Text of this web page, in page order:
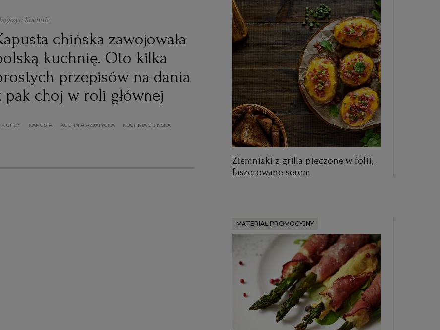
Kuchnia
chińska zawojowała
kuchnię. Oto kilka
przepisów na dania
pak choj w roli głównej
CHOY KAPUSTA KUCHNIA AZJATYCKA KUCHNIA CHIŃSKA
Ziemniaki z grilla pieczone w folii,
faszerowane serem
MATERIAŁ PROMOCYJNY